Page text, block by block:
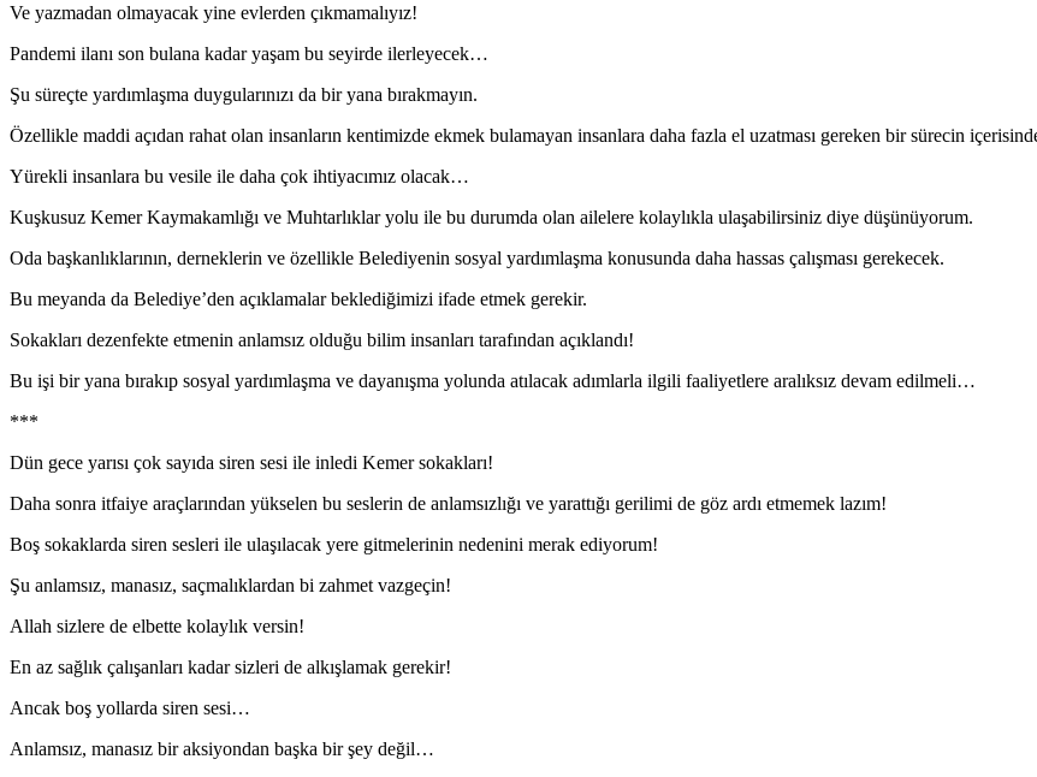
Ve yazmadan olmayacak yine evlerden çıkmamalıyız!
Pandemi ilanı son bulana kadar yaşam bu seyirde ilerleyecek…
Şu süreçte yardımlaşma duygularınızı da bir yana bırakmayın.
Özellikle maddi açıdan rahat olan insanların kentimizde ekmek bulamayan insanlara daha fazla el uzatması gereken bir sürecin
Yürekli insanlara bu vesile ile daha çok ihtiyacımız olacak…
Kuşkusuz Kemer Kaymakamlığı ve Muhtarlıklar yolu ile bu durumda olan ailelere kolaylıkla ulaşabilirsiniz diye düşünüyorum.
Oda başkanlıklarının, derneklerin ve özellikle Belediyenin sosyal yardımlaşma konusunda daha hassas çalışması gerekecek.
Bu meyanda da Belediye’den açıklamalar beklediğimizi ifade etmek gerekir.
Sokakları dezenfekte etmenin anlamsız olduğu bilim insanları tarafından açıklandı!
Bu işi bir yana bırakıp sosyal yardımlaşma ve dayanışma yolunda atılacak adımlarla ilgili faaliyetlere aralıksız devam edilmeli…
***
Dün gece yarısı çok sayıda siren sesi ile inledi Kemer sokakları!
Daha sonra itfaiye araçlarından yükselen bu seslerin de anlamsızlığı ve yarattığı gerilimi de göz ardı etmemek lazım!
Boş sokaklarda siren sesleri ile ulaşılacak yere gitmelerinin nedenini merak ediyorum!
Şu anlamsız, manasız, saçmalıklardan bi zahmet vazgeçin!
Allah sizlere de elbette kolaylık versin!
En az sağlık çalışanları kadar sizleri de alkışlamak gerekir!
Ancak boş yollarda siren sesi…
Anlamsız, manasız bir aksiyondan başka bir şey değil…